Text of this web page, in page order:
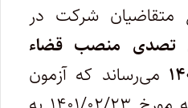
متقاضیان شرکت در
تصدی منصب قضاء
می‌رساند که آزمون